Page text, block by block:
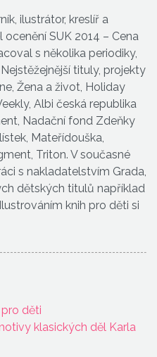
ilustrátor, kreslíř a
SUK 2014 – Cena
s několika periodiky,
tituly, projekty
Žena a život, Holiday
Albi česká republika
Nadační fond Zdeňky
Mateřídouška,
Triton. V současné
s nakladatelstvím Grada,
dětských titulů například
knih pro děti si
děti
klasických děl Karla